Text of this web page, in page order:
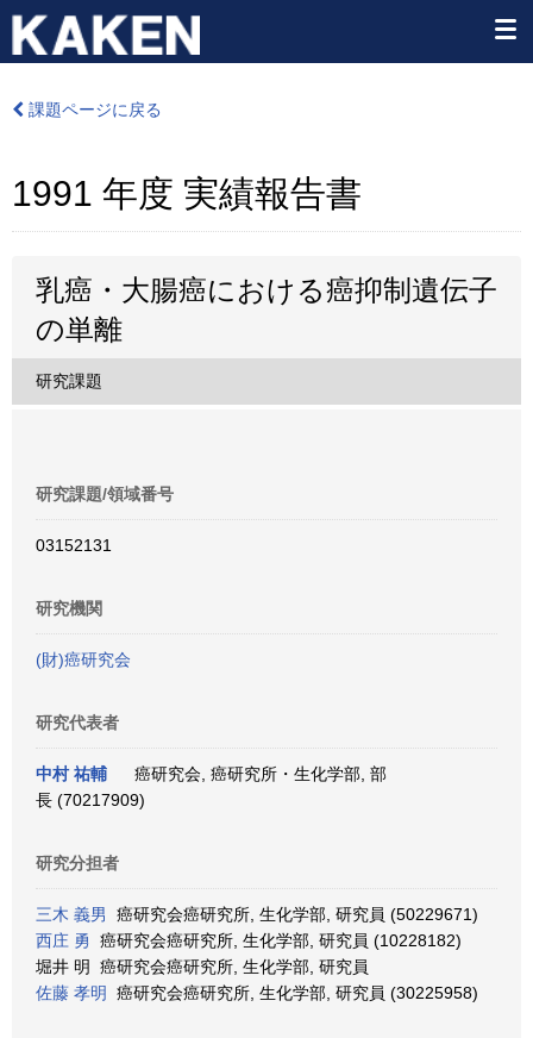
課題ページに戻る
1991 年度 実績報告書
乳癌・大腸癌における癌抑制遺伝子
の単離
研究課題
研究課題/領域番号
03152131
研究機関
(財)癌研究会
研究代表者
中村 祐輔
癌研究会, 癌研究所・生化学部, 部
長 (70217909)
研究分担者
三木 義男
癌研究会癌研究所, 生化学部, 研究員 (50229671)
西庄 勇 癌研究会癌研究所, 生化学部, 研究員 (10228182)
堀井 明 癌研究会癌研究所, 生化学部, 研究員
佐藤 孝明
癌研究会癌研究所, 生化学部, 研究員 (30225958)